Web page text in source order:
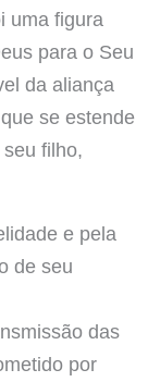
uma figura
para o Seu
da aliança
se estende
filho,
e pela
de seu
das
por